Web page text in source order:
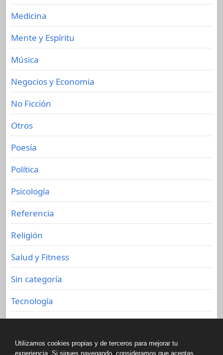
Medicina
Mente y Espíritu
Música
Negocios y Economia
No Ficción
Otros
Poesía
Política
Psicología
Referencia
Religión
Salud y Fitness
Sin categoría
Tecnología
Utilizamos cookies propias y de terceros para mejorar tu
experiencia. Si sigues navegando, consideramos que aceptas